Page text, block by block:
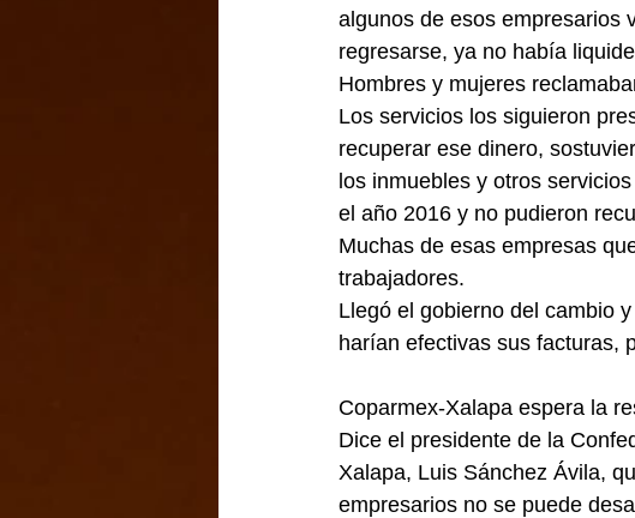
algunos de esos empresarios
regresarse, ya no había
Hombres y mujeres
Los servicios los siguieron
recuperar ese dinero,
los inmuebles y otros
el año 2016 y no pudieron
Muchas de esas empresas
trabajadores.
Llegó el gobierno del cambio
harían efectivas sus facturas,
Coparmex-Xalapa espera la
Dice el presidente de la
Xalapa, Luis Sánchez Ávila,
empresarios no se puede